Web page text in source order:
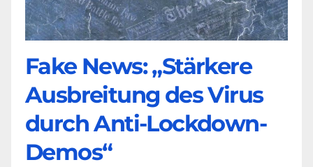
Fake News: „Stärkere
Ausbreitung des Virus
durch Anti-Lockdown-
Demos“